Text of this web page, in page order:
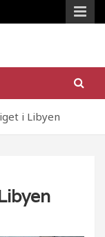
i Libyen